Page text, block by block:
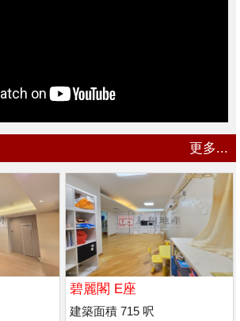
更多...
碧麗閣 E座
建築面積 715 呎